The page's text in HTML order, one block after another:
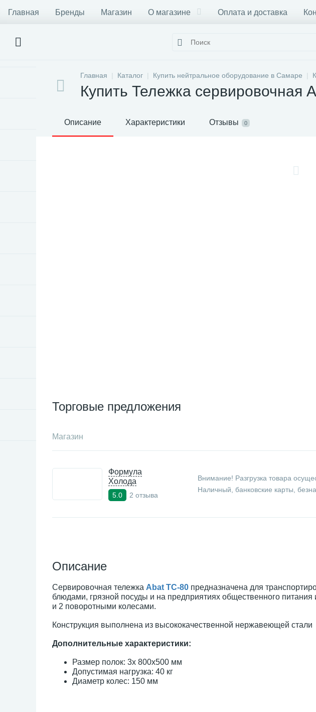
Главная Бренды Магазин О магазине Оплата и доставка
Главная Каталог Купить нейтральное оборудование в Самаре
Купить Тележка сервировочная
Описание Характеристики Отзывы 0
Торговые предложения
Магазин
Формула
Холода
5.0 2 отзыва
Внимание! Разгрузка товара
Наличный, банковские карты,
Описание
Сервировочная тележка Abat ТС-80 предназначена для
блюдами, грязной посуды и на предприятиях общественного
и 2 поворотными колесами.
Конструкция выполнена из высококачественной нержавеющей стали
Дополнительные характеристики:
Размер полок: 3х 800х500 мм
Допустимая нагрузка: 40 кг
Диаметр колес: 150 мм